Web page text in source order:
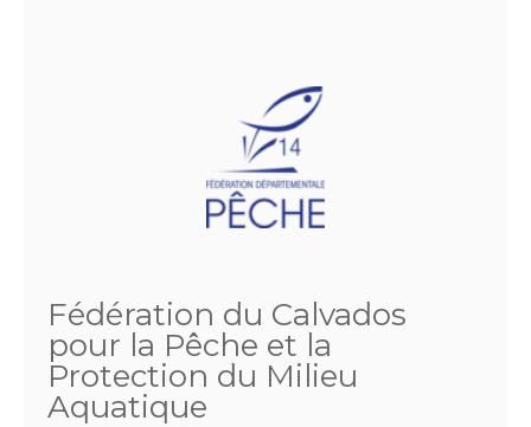
Fédération du Calvados
pour la Pêche et la
Protection du Milieu
Aquatique